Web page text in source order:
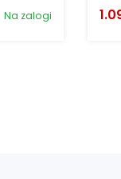
Na zalogi